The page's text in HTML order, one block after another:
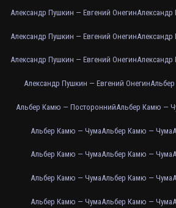
Александр Пушкин — Евгений Онегин
Александр Пушкин — Евгений Онегин
Александр Пушкин — Евгений ОнегинАлександр
Александр Пушкин — Евгений Онегин
Альбер Камю — ПостороннийАльбер Камю —
Альбер Камю — ЧумаАльбер Камю — Чума
Альбер Камю — ЧумаАльбер Камю — Чума
Альбер Камю — ЧумаАльбер Камю — Чума
Альбер Камю — ЧумаАльбер Камю — Чума